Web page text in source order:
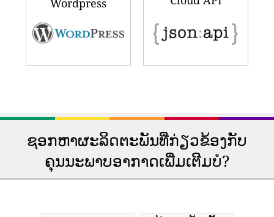
Windows Phone Windows PC
Google Chrome Firefox